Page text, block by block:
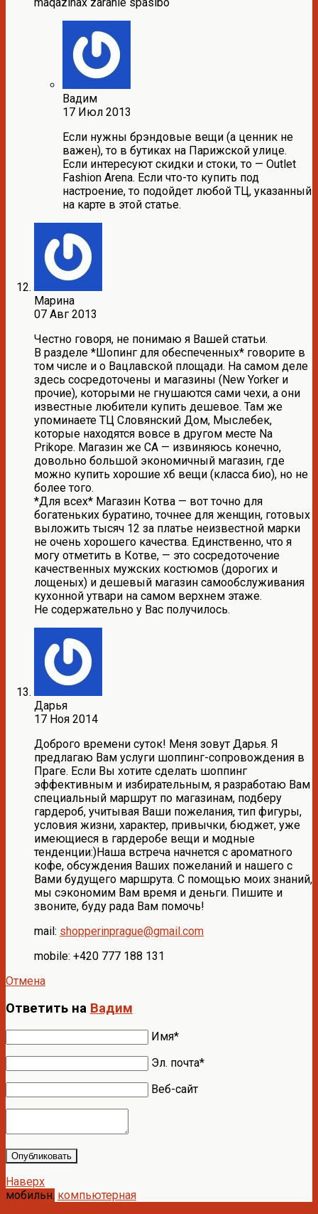
Вадим
17 Июл 2013
Если нужны брэндовые вещи (а ценник не
важен), то в бутиках на Парижской улице.
Если интересуют скидки и стоки, то — Outlet
Fashion Arena. Если что-то купить под
настроение, то подойдет любой ТЦ, указанный
на карте в этой статье.
Марина
07 Авг 2013
Честно говоря, не понимаю я Вашей статьи.
В разделе *Шопинг для обеспеченных* говорите в
том числе и о Вацлавской площади. На самом деле
здесь сосредоточены и магазины (New Yorker и
прочие), которыми не гнушаются сами чехи, а они
известные любители купить дешевое. Там же
упоминаете ТЦ Словянский Дом, Мыслебек,
которые находятся вовсе в другом месте Na
Prikope. Магазин же СА — извиняюсь конечно,
довольно большой экономичный магазин, где
можно купить хорошие хб вещи (класса био), но не
более того.
*Для всех* Магазин Котва — вот точно для
богатеньких буратино, точнее для женщин, готовых
выложить тысяч 12 за платье неизвестной марки
не очень хорошего качества. Единственно, что я
могу отметить в Котве, — это сосредоточение
качественных мужских костюмов (дорогих и
лощеных) и дешевый магазин самообслуживания
кухонной утвари на самом верхнем этаже.
Не содержательно у Вас получилось.
Дарья
17 Ноя 2014
Доброго времени суток! Меня зовут Дарья. Я
предлагаю Вам услуги шоппинг-сопровождения в
Праге. Если Вы хотите сделать шоппинг
эффективным и избирательным, я разработаю Вам
специальный маршрут по магазинам, подберу
гардероб, учитывая Ваши пожелания, тип фигуры,
условия жизни, характер, привычки, бюджет, уже
имеющиеся в гардеробе вещи и модные
тенденции:)Наша встреча начнется с ароматного
кофе, обсуждения Ваших пожеланий и нашего с
Вами будущего маршрута. С помощью моих знаний,
мы сэкономим Вам время и деньги. Пишите и
звоните, буду рада Вам помочь!
mail: shopperinprague@gmail.com
mobile: +420 777 188 131
Отмена
Ответить на Вадим
Имя*
Эл. почта*
Веб-сайт
Опубликовать
Наверх
мобильн. компьютерная